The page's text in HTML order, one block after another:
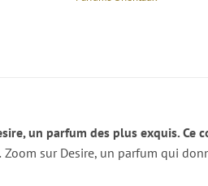
un parfum des plus exquis.
Zoom sur Desire, un parfum qui